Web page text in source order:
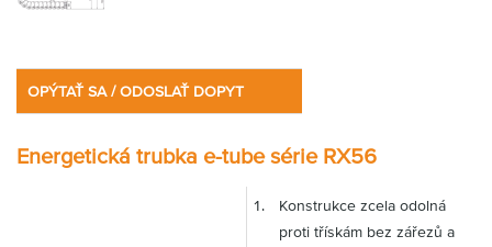
OPÝTAŤ SA / ODOSLAŤ DOPYT
Energetická trubka e-tube série RX56
Konstrukce zcela odolná
proti třískám bez zářezů a